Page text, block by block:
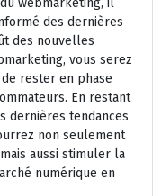
des dernières
des nouvelles
vous serez
rester en phase
En restant
dernières tendances
non seulement
aussi stimuler la
numérique en